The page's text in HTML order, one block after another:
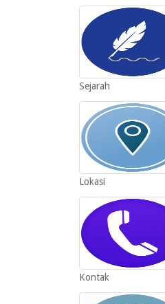
Sejarah
Lokasi
Kontak